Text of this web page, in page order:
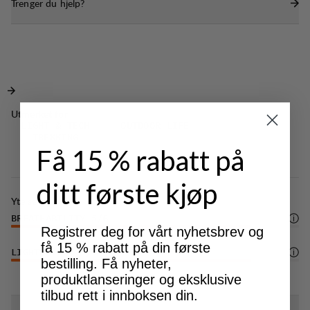
Trenger du hjelp?
Utmerket for
Ytelse
BREATHABILITY
LIGHTWEIGHT 5/6
Få 15 % rabatt på
ditt første kjøp
Registrer deg for vårt nyhetsbrev og
få 15 % rabatt på din første
bestilling. Få nyheter,
produktlanseringer og eksklusive
tilbud rett i innboksen din.